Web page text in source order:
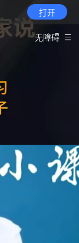
打开
无障碍